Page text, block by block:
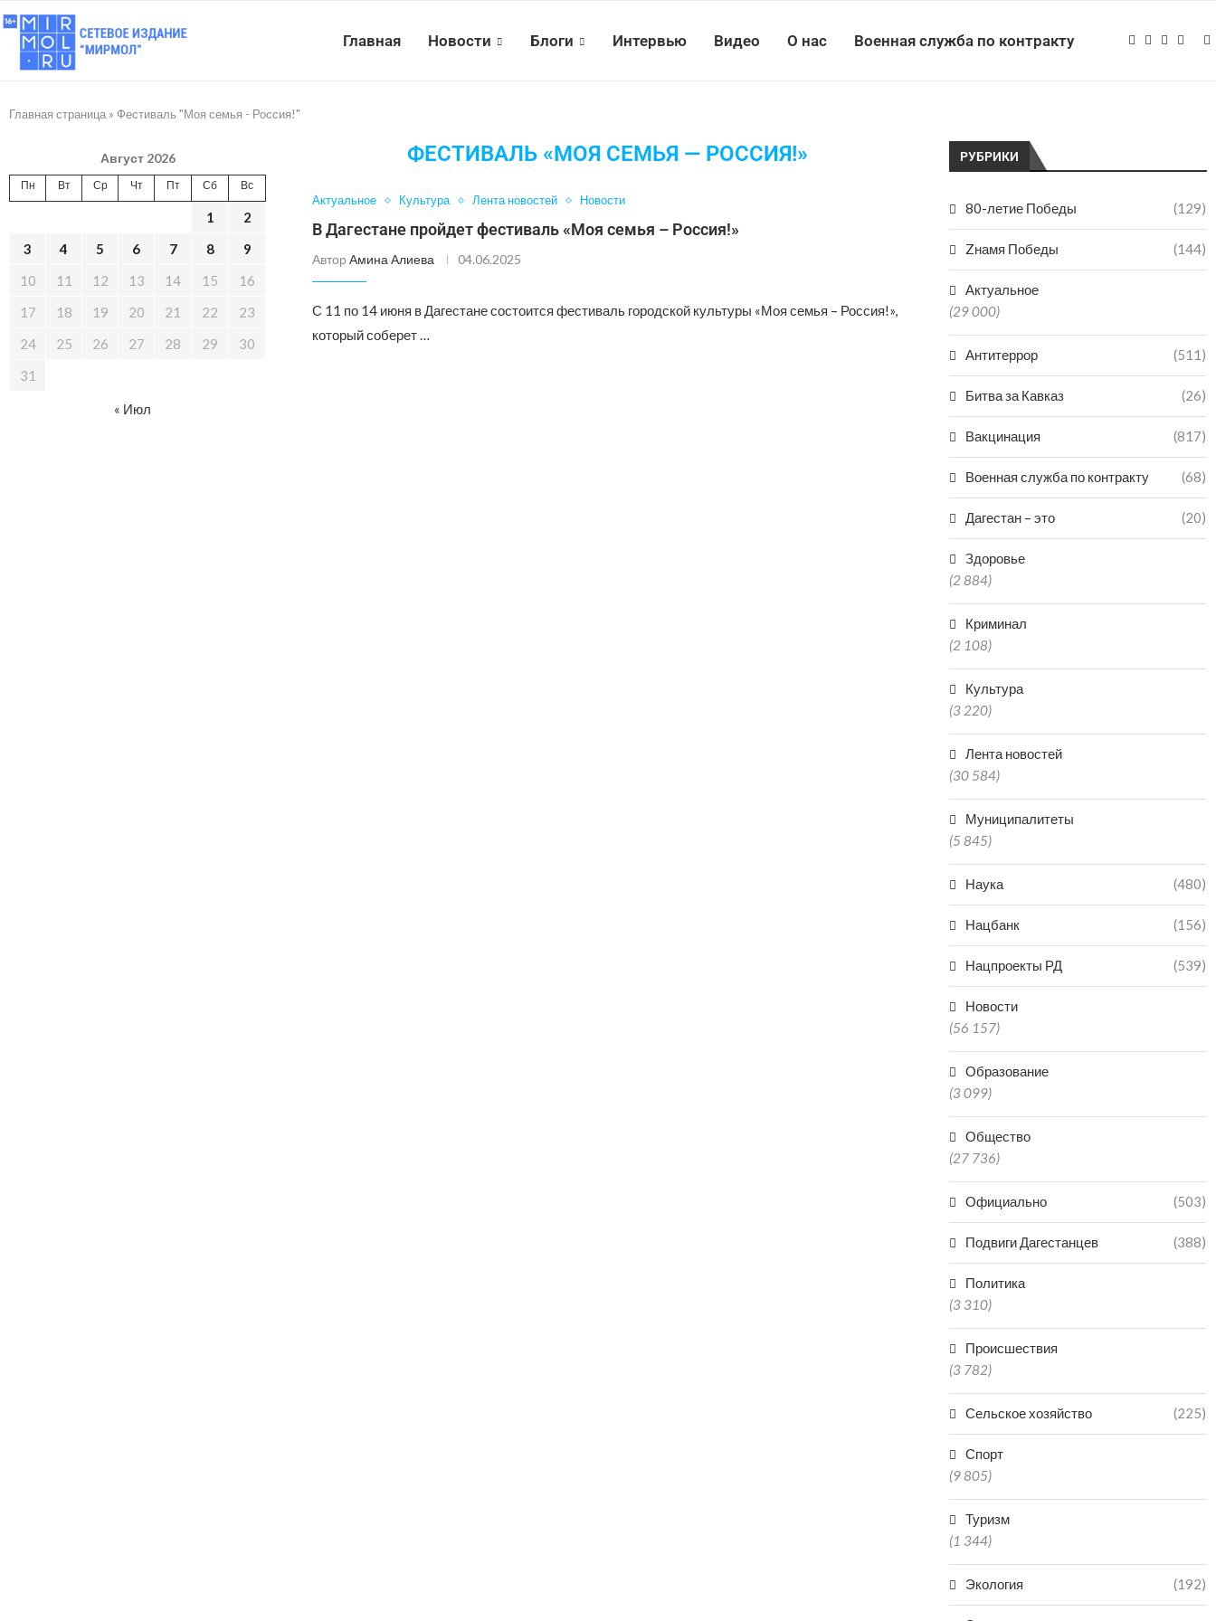
Главная Новости Блоги Интервью Видео О нас Военная служба по контракту
Главная страница » Фестиваль "Моя семья - Россия!"
ФЕСТИВАЛЬ «МОЯ СЕМЬЯ — РОССИЯ!»
Актуальное Культура Лента новостей Новости
В Дагестане пройдет фестиваль «Моя семья – Россия!»
Автор Амина Алиева 04.06.2025
С 11 по 14 июня в Дагестане состоится фестиваль городской культуры «Моя семья – Россия!»,
который соберет …
РУБРИКИ
80-летие Победы (129)
Zнамя Победы (144)
Актуальное
(29 000)
Антитеррор (511)
Битва за Кавказ (26)
Вакцинация (817)
Военная служба по контракту (68)
Дагестан – это (20)
Здоровье
(2 884)
Криминал
(2 108)
Культура
(3 220)
Лента новостей
(30 584)
Муниципалитеты
(5 845)
Наука (480)
Нацбанк (156)
Нацпроекты РД (539)
Новости
(56 157)
Образование
(3 099)
Общество
(27 736)
Официально (503)
Подвиги Дагестанцев (388)
Политика
(3 310)
Происшествия
(3 782)
Сельское хозяйство (225)
Спорт
(9 805)
Туризм
(1 344)
Экология (192)
Август 2026
Пн Вт Ср Чт Пт Сб Вс
1
2
3
4 5 6 7 8
9
10
11 12 13 14 15
16
17
18 19 20 21 22
23
24
25 26 27 28 29
30
31
« Июл